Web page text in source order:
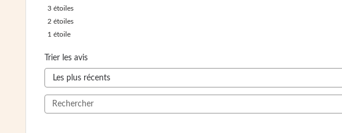
3 étoiles
2 étoiles
1 étoile
Trier les avis